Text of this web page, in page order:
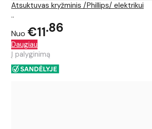
Atsuktuvas kryžminis /Phillips/ elektrikui
..
Nuo €11 86
Daugiau
Į palyginimą